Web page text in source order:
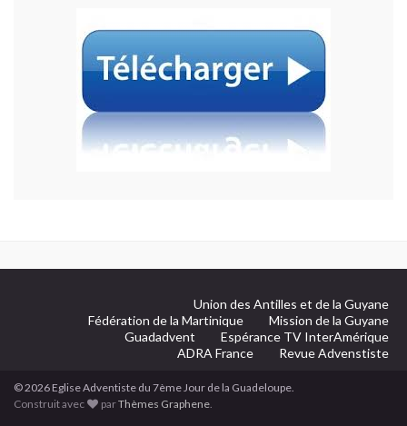
Union des Antilles et de la Guyane
Fédération de la Martinique
Mission de la Guyane
Guadadvent
Espérance TV InterAmérique
ADRA France
Revue Advenstiste
© 2026 Eglise Adventiste du 7ème Jour de la Guadeloupe.
Construit avec
parThèmes Graphene.